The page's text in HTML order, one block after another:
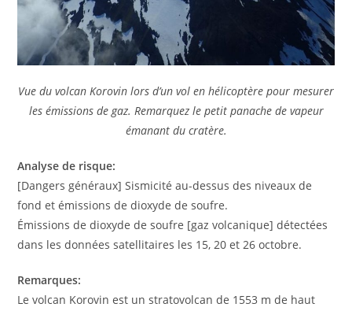
Vue du volcan Korovin lors d’un vol en hélicoptère pour mesurer
les émissions de gaz. Remarquez le petit panache de vapeur
émanant du cratère.
Analyse de risque:
[Dangers généraux] Sismicité au-dessus des niveaux de
fond et émissions de dioxyde de soufre.
Émissions de dioxyde de soufre [gaz volcanique] détectées
dans les données satellitaires les 15, 20 et 26 octobre.
Remarques:
Le volcan Korovin est un stratovolcan de 1553 m de haut